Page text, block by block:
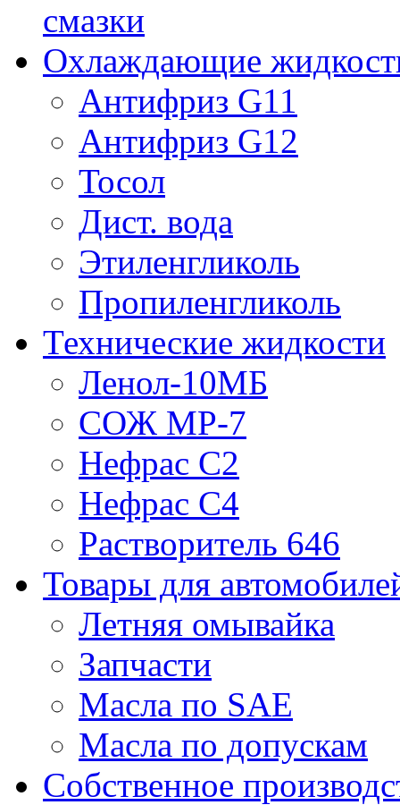
смазки
Охлаждающие
Антифриз G11
Антифриз G12
Тосол
Дист. вода
Этиленгликоль
Пропиленгликоль
Технические жидкости
Ленол-10МБ
СОЖ МР-7
Нефрас С2
Нефрас С4
Растворитель 646
Товары для
Летняя омывайка
Запчасти
Масла по SAE
Масла по допускам
Собственное